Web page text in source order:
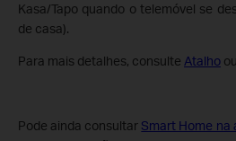
Kasa/Tapo quando o telemóvel se
de casa).
Para mais detalhes, consulte Atalho ou
Pode ainda consultar Smart Home na